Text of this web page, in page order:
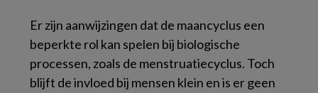
Er zijn aanwijzingen dat de maancyclus een
beperkte rol kan spelen bij biologische
processen, zoals de menstruatiecyclus. Toch
blijft de invloed bij mensen klein en is er geen